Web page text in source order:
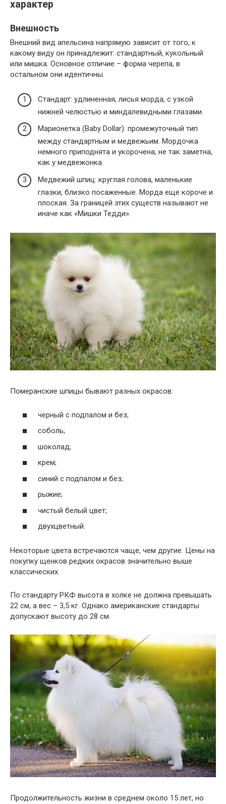
характер
Внешность
Внешний вид апельсина напрямую зависит от того, к
какому виду он принадлежит: стандартный, кукольный
или мишка. Основное отличие – форма черепа, в
остальном они идентичны.
Стандарт: удлиненная, лисья морда, с узкой
нижней челюстью и миндалевидными глазами.
Марионетка (Baby Dollar): промежуточный тип
между стандартным и медвежьим. Мордочка
немного приподнята и укорочена, не так заметна,
как у медвежонка.
Медвежий шпиц: круглая голова, маленькие
глазки, близко посаженные. Морда еще короче и
плоская. За границей этих существ называют не
иначе как «Мишки Тедди».
Померанские шпицы бывают разных окрасов:
черный с подпалом и без;
соболь;
шоколад;
крем;
синий с подпалом и без;
рыжие;
чистый белый цвет;
двухцветный.
Некоторые цвета встречаются чаще, чем другие. Цены на
покупку щенков редких окрасов значительно выше
классических.
По стандарту РКФ высота в холке не должна превышать
22 см, а вес – 3,5 кг. Однако американские стандарты
допускают высоту до 28 см.
Продолжительность жизни в среднем около 15 лет, но